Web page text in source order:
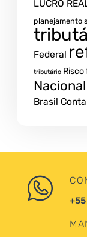
LUCRO
planejamento
Federal
tributário Risco
Nacional
Brasil